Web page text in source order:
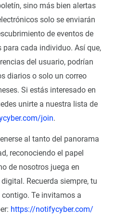
sino más bien alertas
solo se enviarán
de eventos de
para cada individuo. Así que,
del usuario, podrían
diarios o solo un correo
Si estás interesado en
unirte a nuestra lista de
join.
al tanto del panorama
reconociendo el papel
de nosotros juega en
Recuerda siempre, tu
Te invitamos a
https://notifycyber.com/